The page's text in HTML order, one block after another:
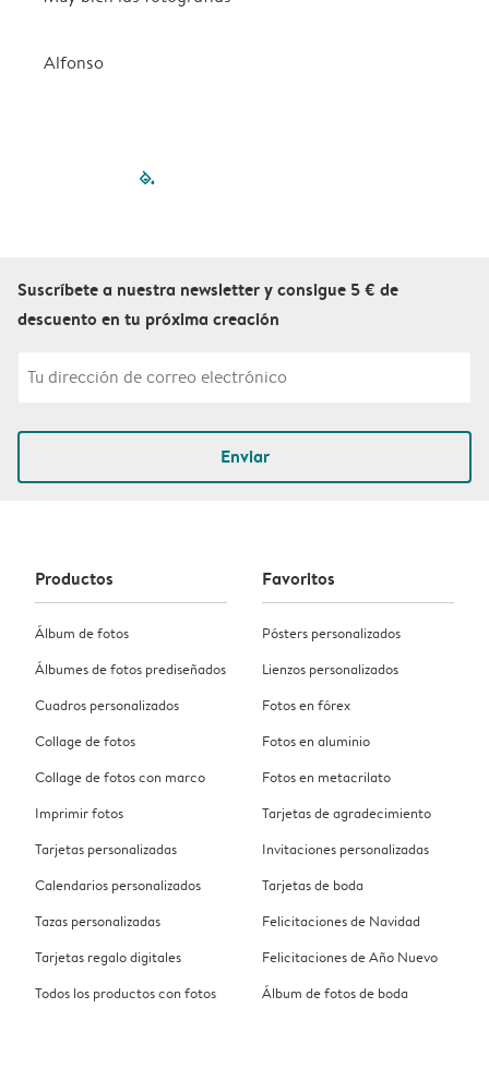
Alfonso
filled-pagination
Suscríbete a nuestra newsletter y consigue 5 € de
descuento en tu próxima creación
Enviar
Productos
Álbum de fotos
Álbumes de fotos prediseñados
Cuadros personalizados
Collage de fotos
Collage de fotos con marco
Imprimir fotos
Tarjetas personalizadas
Calendarios personalizados
Tazas personalizadas
Tarjetas regalo digitales
Todos los productos con fotos
Favoritos
Pósters personalizados
Lienzos personalizados
Fotos en fórex
Fotos en aluminio
Fotos en metacrilato
Tarjetas de agradecimiento
Invitaciones personalizadas
Tarjetas de boda
Felicitaciones de Navidad
Felicitaciones de Año Nuevo
Álbum de fotos de boda